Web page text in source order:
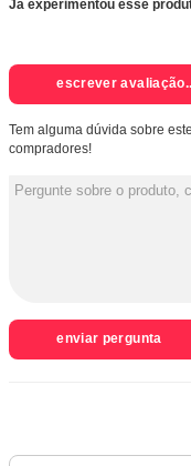
Já experimentou esse
escrever
Tem alguma dúvida sobre
compradores!
enviar pergunta